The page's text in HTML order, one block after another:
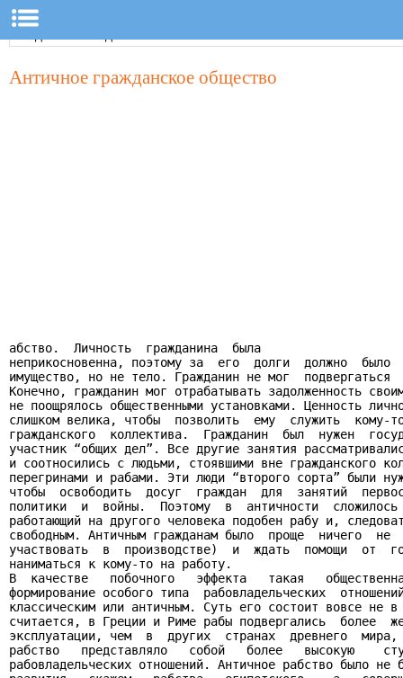
Античное гражданское общество
абство.  Личность  гражданина  была
неприкосновенна, поэтому за  его  долги  должно  было
имущество, но не тело. Гражданин не мог  подвергаться
Конечно, гражданин мог отрабатывать задолженность
не поощрялось общественными установками. Ценность
слишком велика, чтобы  позволить  ему  служить  кому-
гражданского  коллектива.  Гражданин  был  нужен
участник “общих дел”. Все другие занятия
и соотносились с людьми, стоявшими вне гражданского
перегринами и рабами. Эти люди “второго сорта” были
чтобы  освободить  досуг  граждан  для  занятий
политики  и  войны.  Поэтому  в  античности
работающий на другого человека подобен рабу и,
свободным. Античным гражданам было  проще  ничего
участвовать  в  производстве)  и  ждать  помощи  от
наниматься к кому-то на работу.
В  качестве   побочного   эффекта   такая
формирование особого типа  рабовладельческих
классическим или античным. Суть его состоит вовсе
считается, в Греции и Риме рабы подвергались  более
эксплуатации, чем  в  других  странах  древнего
рабство   представляло   собой   более   высокую
рабовладельческих отношений. Античное рабство было не